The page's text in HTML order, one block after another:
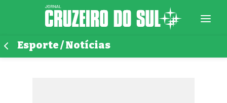
Esporte / Notícias